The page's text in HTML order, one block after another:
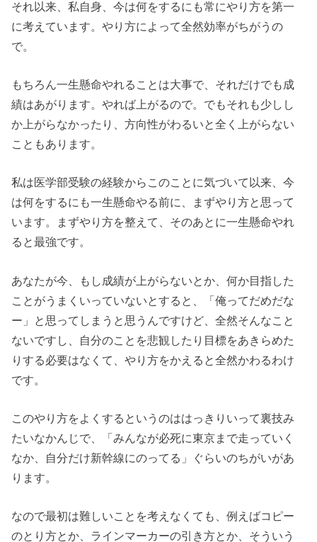
それ以来、私自身、今は何をするにも常にやり方を第一
に考えています。やり方によって全然効率がちがうの
で。
もちろん一生懸命やれることは大事で、それだけでも成
績はあがります。やれば上がるので。でもそれも少しし
か上がらなかったり、方向性がわるいと全く上がらない
こともあります。
私は医学部受験の経験からこのことに気づいて以来、今
は何をするにも一生懸命やる前に、まずやり方と思って
います。まずやり方を整えて、そのあとに一生懸命やれ
ると最強です。
あなたが今、もし成績が上がらないとか、何か目指した
ことがうまくいっていないとすると、「俺ってだめだな
ー」と思ってしまうと思うんですけど、全然そんなこと
ないですし、自分のことを悲観したり目標をあきらめた
りする必要はなくて、やり方をかえると全然かわるわけ
です。
このやり方をよくするというのははっきりいって裏技み
たいなかんじで、「みんなが必死に東京まで走っていく
なか、自分だけ新幹線にのってる」ぐらいのちがいがあ
ります。
なので最初は難しいことを考えなくても、例えばコピー
のとり方とか、ラインマーカーの引き方とか、そういう